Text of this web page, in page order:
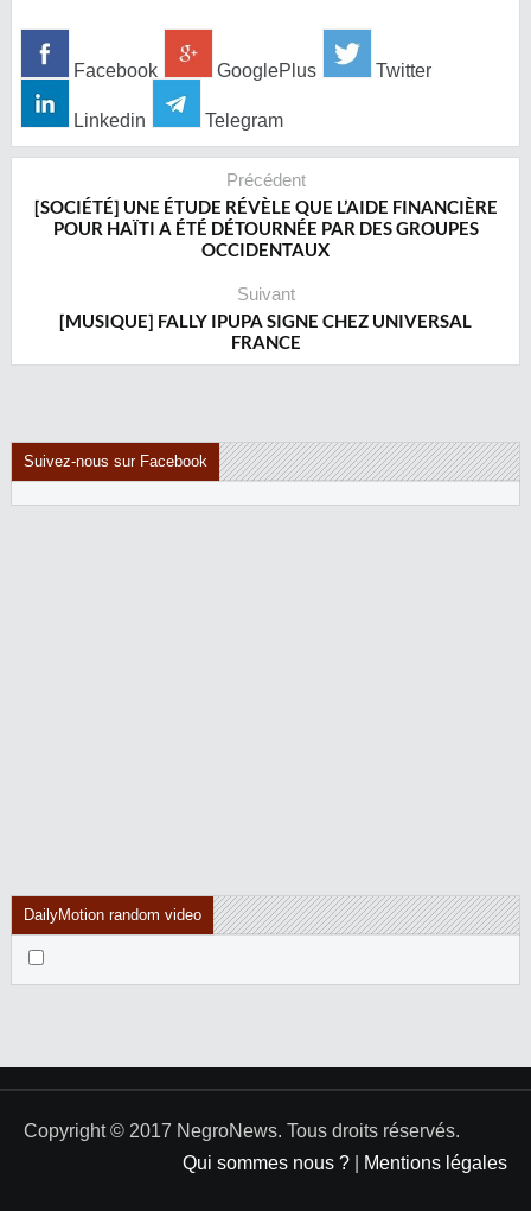
Facebook GooglePlus Twitter
Linkedin Telegram
Précédent
[SOCIÉTÉ] UNE ÉTUDE RÉVÈLE QUE L’AIDE FINANCIÈRE
POUR HAÏTI A ÉTÉ DÉTOURNÉE PAR DES GROUPES
OCCIDENTAUX
Suivant
[MUSIQUE] FALLY IPUPA SIGNE CHEZ UNIVERSAL
FRANCE
Suivez-nous sur Facebook
DailyMotion random video
Copyright © 2017 NegroNews. Tous droits réservés.
Qui sommes nous ?
Mentions légales